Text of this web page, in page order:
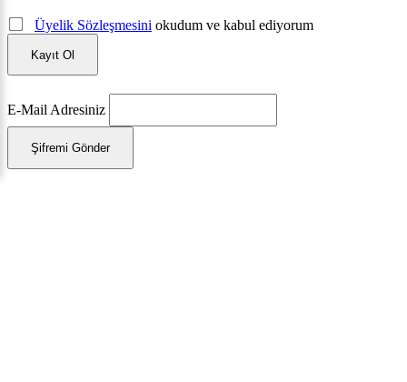
Üyelik Sözleşmesini okudum ve kabul ediyorum
Kayıt Ol
E-Mail Adresiniz
Şifremi Gönder